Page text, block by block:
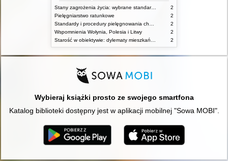
Stany zagrożenia życia: wybrane standardy opieki i procedury postępowania pielęgniarskiego
2
Pielęgniarstwo ratunkowe
2
2
Wspomnienia Wołynia, Polesia i Litwy
2
2
Wybieraj książki prosto ze swojego smartfona
Katalog biblioteki dostępny jest w aplikacji mobilnej "Sowa MOBI".